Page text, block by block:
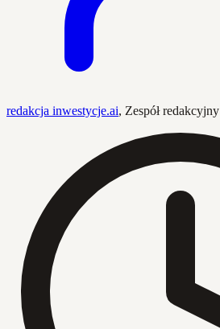
redakcja inwestycje.ai, Zespół redakcyjny